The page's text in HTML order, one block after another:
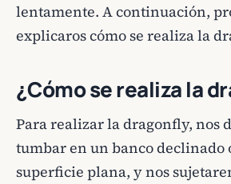
lentamente. A continuación,
explicaros cómo se realiza la
¿Cómo se realiza la
Para realizar la dragonfly, nos
tumbar en un banco declinado
superficie plana, y nos